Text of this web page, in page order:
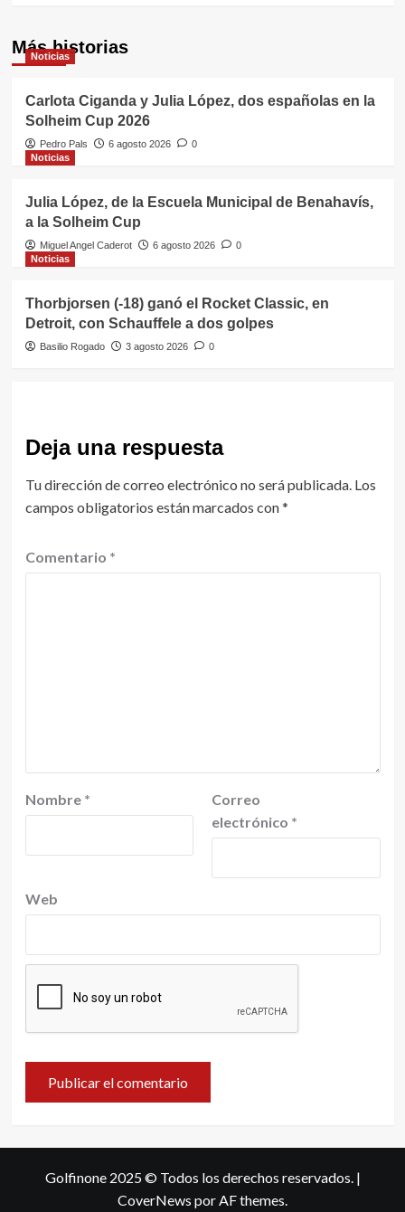
Más historias
Noticias
Carlota Ciganda y Julia López, dos españolas en la
Solheim Cup 2026
Pedro Pals 6 agosto 2026
0
Noticias
Julia López, de la Escuela Municipal de Benahavís,
a la Solheim Cup
Miguel Angel Caderot 6 agosto 2026
0
Noticias
Thorbjorsen (-18) ganó el Rocket Classic, en
Detroit, con Schauffele a dos golpes
Basilio Rogado 3 agosto 2026 0
Deja una respuesta
Tu dirección de correo electrónico no será publicada. Los
campos obligatorios están marcados con*
Comentario *
Nombre *
Correo
electrónico *
Web
Golfinone 2025 © Todos los derechos reservados. |
CoverNews por AF themes.